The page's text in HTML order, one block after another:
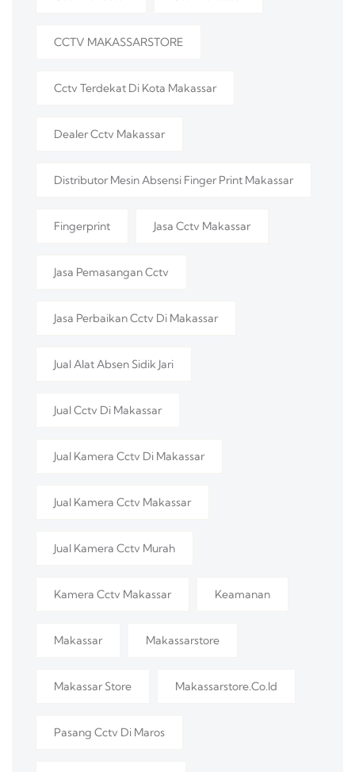
CCTV MAKASSARSTORE
Cctv Terdekat Di Kota Makassar
Dealer Cctv Makassar
Distributor Mesin Absensi Finger Print Makassar
Fingerprint Jasa Cctv Makassar
Jasa Pemasangan Cctv
Jasa Perbaikan Cctv Di Makassar
Jual Alat Absen Sidik Jari
Jual Cctv Di Makassar
Jual Kamera Cctv Di Makassar
Jual Kamera Cctv Makassar
Jual Kamera Cctv Murah
Kamera Cctv Makassar Keamanan
Makassar Makassarstore
Makassar Store Makassarstore.co.id
Pasang Cctv Di Maros